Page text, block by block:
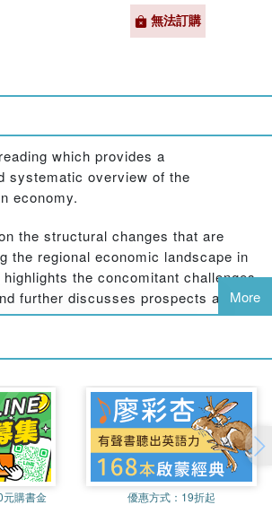
無法訂購
which provides a
systematic overview of the
economy.
the structural changes that are
the regional economic landscape in
the concomitant challenges
further discusses prospects and
economies given this new economic
also looks at broader social issues
and result of these new and
in Asia. Understanding the
be achieved without understanding
and complexities that have
which continue to be driven by
demographic, and social
More
元購書金 優惠方式： 19折起